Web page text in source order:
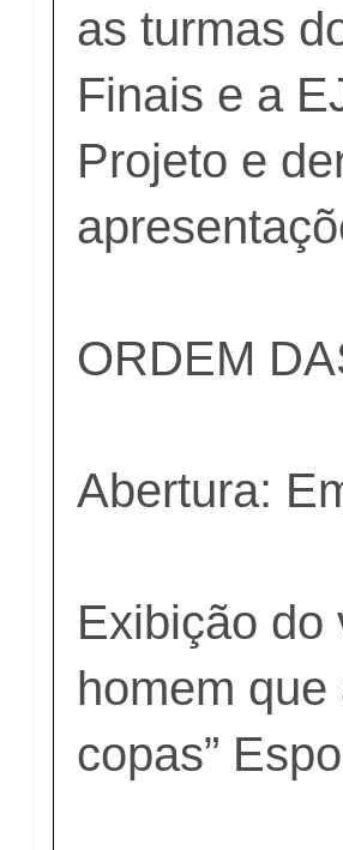
as turmas
Finais e a
Projeto e
ORDEM
Abertura:
Exibição do
homem
copas”